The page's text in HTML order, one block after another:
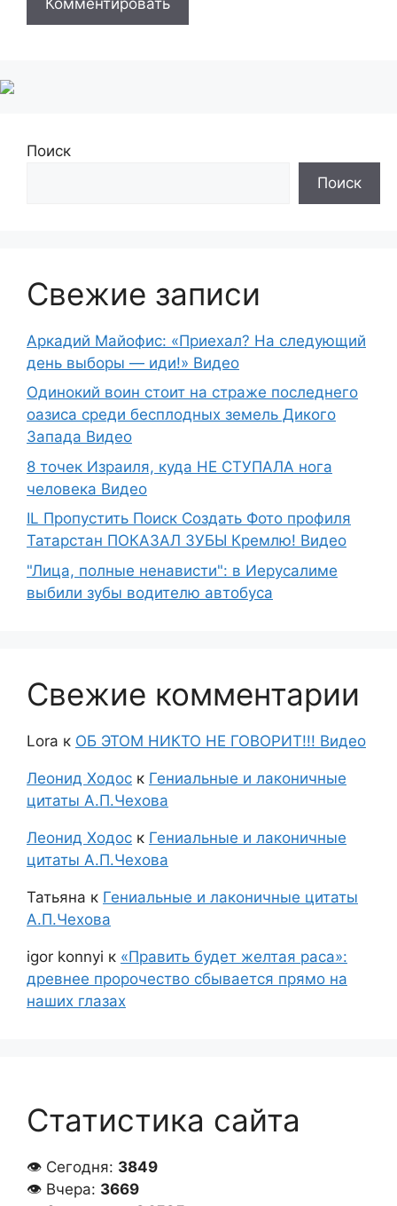
Поиск
Поиск
Свежие записи
Аркадий Майофис: «Приехал? На следующий
день выборы — иди!» Видео
Одинокий воин стоит на страже последнего
оазиса среди бесплодных земель Дикого
Запада Видео
8 точек Израиля, куда НЕ СТУПАЛА нога
человека Видео
IL Пропустить Поиск Создать Фото профиля
Татарстан ПОКАЗАЛ ЗУБЫ Кремлю! Видео
"Лица, полные ненависти": в Иерусалиме
выбили зубы водителю автобуса
Свежие комментарии
Lora к ОБ ЭТОМ НИКТО НЕ ГОВОРИТ!!! Видео
Леонид Ходос к Гениальные и лаконичные
цитаты А.П.Чехова
Леонид Ходос к Гениальные и лаконичные
цитаты А.П.Чехова
Татьяна к Гениальные и лаконичные цитаты
А.П.Чехова
igor konnyi к «Править будет желтая раса»:
древнее пророчество сбывается прямо на
наших глазах
Статистика сайта
👁 Сегодня: 3849
👁 Вчера: 3669